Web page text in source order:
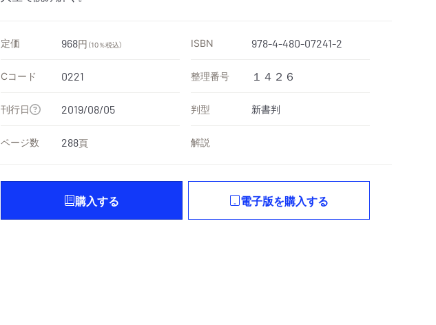
定価 968円 （10％税込） ISBN 978-4-480-07241-2
Cコード 0221 整理番号 １４２６
刊行日 2019/08/05 判型 新書判
ページ数 288頁 解説
購入する 電子版を購入する